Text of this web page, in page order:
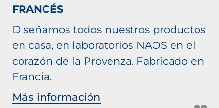
FRANCÉS
Diseñamos todos nuestros productos
en casa, en laboratorios NAOS en el
corazón de la Provenza. Fabricado en
Francia.
Más información